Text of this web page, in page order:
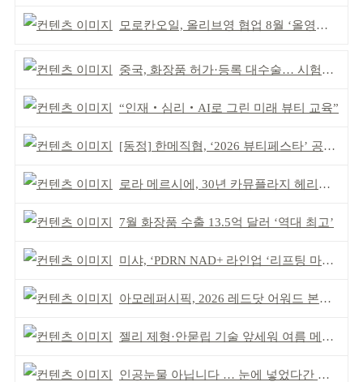
모로칸오일, 올리브영 협업 8월 ‘올영픽’ 선정
중국, 화장품 허가·등록 대수술… 시험자료 공용 허용
“인재‧심리‧AI로 그린 미래 뷰티 교육”
[동정] 한메직협, ‘2026 뷰티페스타’ 공동 주최
로라 메르시에, 30년 카뮤플라지 헤리티지 담아
7월 화장품 수출 13.5억 달러 ‘역대 최고’
미샤, ‘PDRN NAD+ 라인업 ‘리프팅 마스크’ 출시
아모레퍼시픽, 2026 레드닷 어워드 본상 2개 수상
젤리 제형·안묻립 기술 앞세워 여름 메이크업 시장 공략
인공눈물 아닙니다 … 눈에 넣었다간 각막 손상